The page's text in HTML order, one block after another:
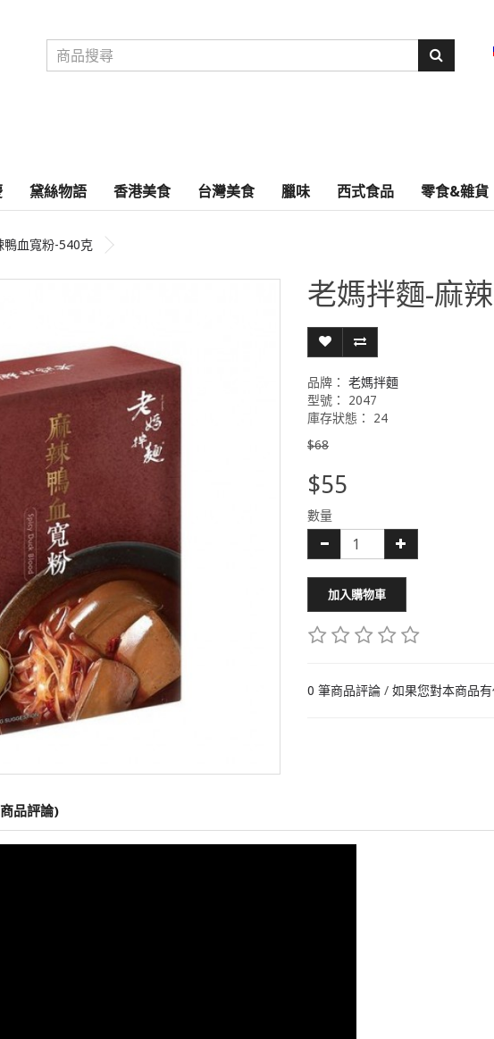
黛絲物語 香港美食 台灣美食 臘味 西式食品 零食&雜貨
鴨血寬粉-540克
老媽拌麵-麻
品牌： 老媽拌麵
型號： 2047
庫存狀態： 24
$68
$55
數量
加入購物車
0 筆商品評論 / 如果您對本商品
品評論)